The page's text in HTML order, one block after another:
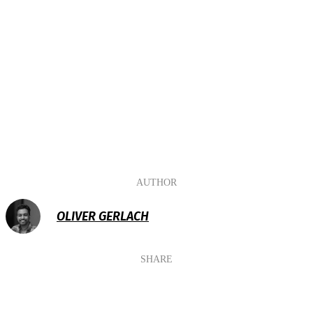
AUTHOR
OLIVER GERLACH
SHARE